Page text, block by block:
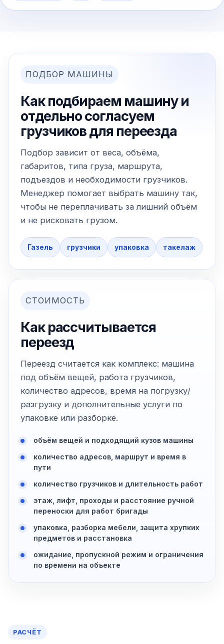
ПОДБОР МАШИНЫ
Как подбираем машину и
отдельно согласуем
грузчиков для переезда
Подбор зависит от веса, объёма,
габаритов, типа груза, маршрута,
подъездов и необходимости грузчиков.
Менеджер помогает выбрать машину так,
чтобы не переплачивать за лишний объём
и не рисковать грузом.
Газель грузчики упаковка такелаж
СТОИМОСТЬ
Как рассчитывается
переезд
Переезд считается как комплекс: машина
под объём вещей, работа грузчиков,
количество адресов, время на погрузку/
разгрузку и дополнительные услуги по
упаковке или разборке.
объём вещей и подходящий кузов машины
количество адресов, маршрут и время в
пути
количество грузчиков и длительность работ
этаж, лифт, проходы и расстояние ручной
переноски для работ бригады
упаковка, разборка мебели, защита хрупких
предметов и расстановка
ожидание, пропускной режим и ограничения
по времени на объекте
РАСЧЁТ